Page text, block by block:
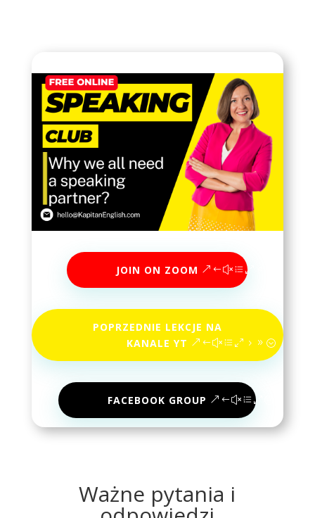
JOIN ON ZOOM
POPRZEDNIE LEKCJE NA
KANALE YT
FACEBOOK GROUP
Ważne pytania i